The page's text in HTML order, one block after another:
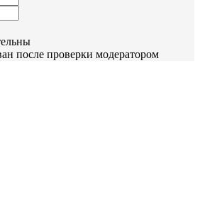
после проверки модератором